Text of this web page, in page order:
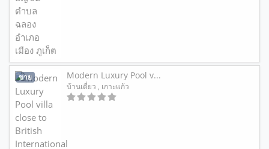
ขาย Modern Luxury Pool v...
บ้านเดี่ยว , เกาะแก้ว